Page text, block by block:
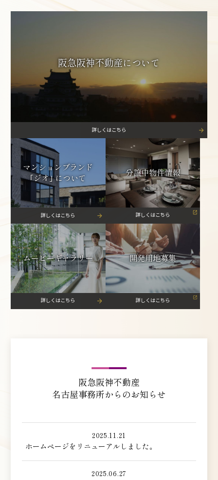
阪急阪神不動産について
マンションブランド
｢ジオ｣ について
分譲中物件情報
ムービーギャラリー 開発用地募集
阪急阪神不動産
名古屋事務所からのお知らせ
2025.11.21
ホームページをリニューアルしました。
2025.06.27